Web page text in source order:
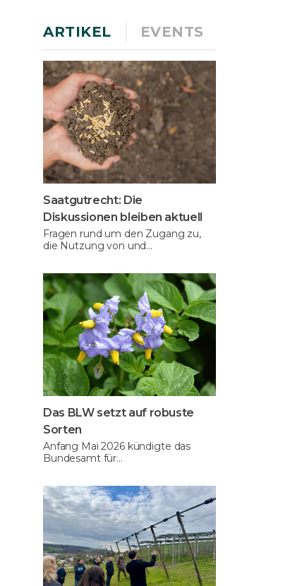
ARTIKEL EVENTS
Saatgutrecht: Die
Diskussionen bleiben aktuell
Fragen rund um den Zugang zu,
die Nutzung von und…
Das BLW setzt auf robuste
Sorten
Anfang Mai 2026 kündigte das
Bundesamt für…